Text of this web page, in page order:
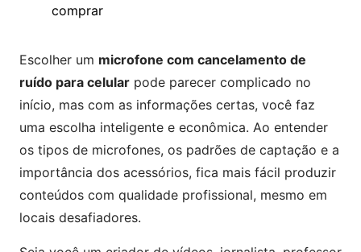
comprar
Escolher um microfone com cancelamento de
ruído para celular pode parecer complicado no
início, mas com as informações certas, você faz
uma escolha inteligente e econômica. Ao entender
os tipos de microfones, os padrões de captação e a
importância dos acessórios, fica mais fácil produzir
conteúdos com qualidade profissional, mesmo em
locais desafiadores.